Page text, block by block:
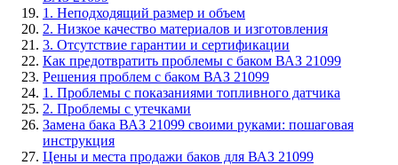
1. Неподходящий размер и объем
2. Низкое качество материалов и изготовления
3. Отсутствие гарантии и сертификации
Как предотвратить проблемы с баком ВАЗ 21099
Решения проблем с баком ВАЗ 21099
1. Проблемы с показаниями топливного датчика
2. Проблемы с утечками
Замена бака ВАЗ 21099 своими руками: пошаговая
инструкция
Цены и места продажи баков для ВАЗ 21099